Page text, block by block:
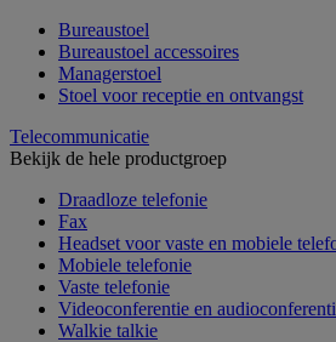
Bureaustoel
Bureaustoel accessoires
Managerstoel
Stoel voor receptie en ontvangst
Telecommunicatie
Bekijk de hele productgroep
Draadloze telefonie
Fax
Headset voor vaste en mobiele
Mobiele telefonie
Vaste telefonie
Videoconferentie en
Walkie talkie